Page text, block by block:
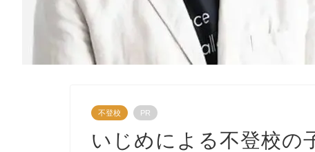
不登校 PR
いじめによる不登校の